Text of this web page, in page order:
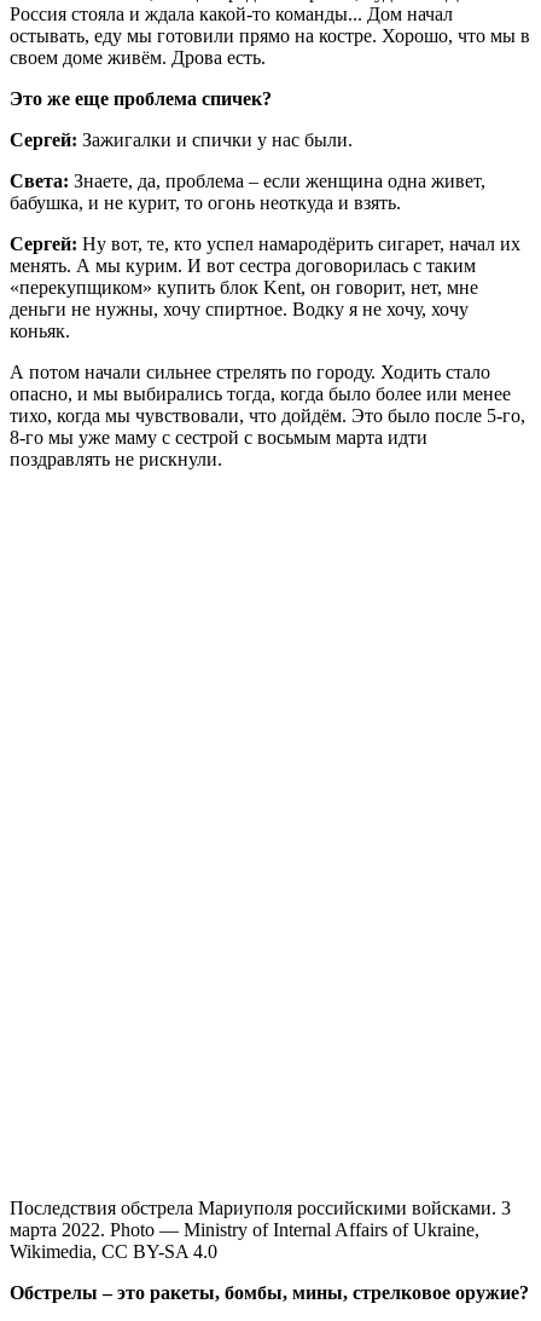
Россия стояла и ждала какой-то команды... Дом начал
остывать, еду мы готовили прямо на костре. Хорошо, что мы в
своем доме живём. Дрова есть.
Это же еще проблема спичек?
Сергей: Зажигалки и спички у нас были.
Света: Знаете, да, проблема – если женщина одна живет,
бабушка, и не курит, то огонь неоткуда и взять.
Сергей: Ну вот, те, кто успел намародёрить сигарет, начал их
менять. А мы курим. И вот сестра договорилась с таким
«перекупщиком» купить блок Kent, он говорит, нет, мне
деньги не нужны, хочу спиртное. Водку я не хочу, хочу
коньяк.
А потом начали сильнее стрелять по городу. Ходить стало
опасно, и мы выбирались тогда, когда было более или менее
тихо, когда мы чувствовали, что дойдём. Это было после 5-го,
8-го мы уже маму с сестрой с восьмым марта идти
поздравлять не рискнули.
Последствия обстрела Мариуполя российскими войсками. 3
марта 2022. Photo — Ministry of Internal Affairs of Ukraine,
Wikimedia, CC BY-SA 4.0
Обстрелы – это ракеты, бомбы, мины, стрелковое оружие?